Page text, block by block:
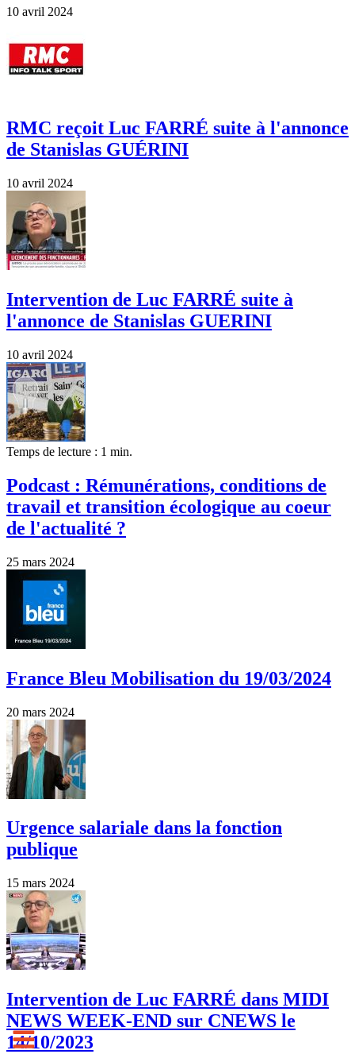
10 avril 2024
RMC reçoit Luc FARRÉ suite à l'annonce
de Stanislas GUÉRINI
10 avril 2024
Intervention de Luc FARRÉ suite à
l'annonce de Stanislas GUERINI
10 avril 2024
Temps de lecture : 1 min.
Podcast : Rémunérations, conditions de
travail et transition écologique au coeur
de l'actualité ?
25 mars 2024
France Bleu Mobilisation du 19/03/2024
20 mars 2024
Urgence salariale dans la fonction
publique
15 mars 2024
Intervention de Luc FARRÉ dans MIDI
NEWS WEEK-END sur CNEWS le
14/10/2023